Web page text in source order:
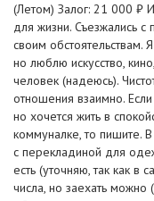
(Летом) Залог: 21 000 ₽
для жизни. Съезжались с
своим обстоятельствам.
но люблю искусство,
человек (надеюсь).
отношения взаимно.
но хочется жить в
коммуналке, то пишите.
с перекладиной для
есть (уточняю, так как в
числа, но заехать можно